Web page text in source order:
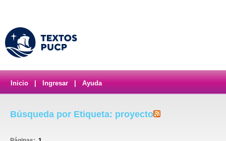
Inicio Ingresar Ayuda
Búsqueda por Etiqueta: proyecto